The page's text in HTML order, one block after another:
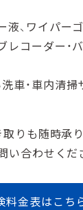
液、ワイパー
レコーダー
⾞・⾞内清掃
りも随時承り
い合わせくだ
料金表はこち